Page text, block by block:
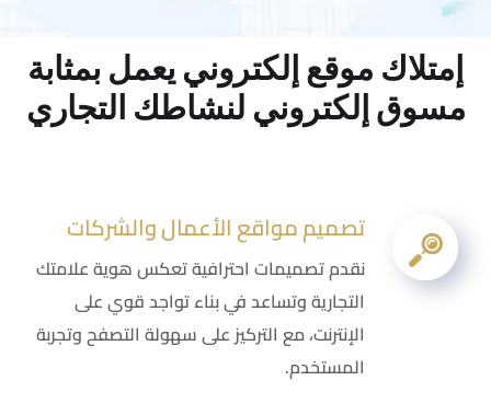
إمتلاك موقع إلكتروني يعمل بمثابة
مسوق إلكتروني لنشاطك التجاري
تصميم مواقع الأعمال والشركات
نقدم تصميمات احترافية تعكس هوية علامتك
التجارية وتساعد في بناء تواجد قوي على
الإنترنت، مع التركيز على سهولة التصفح وتجربة
المستخدم.